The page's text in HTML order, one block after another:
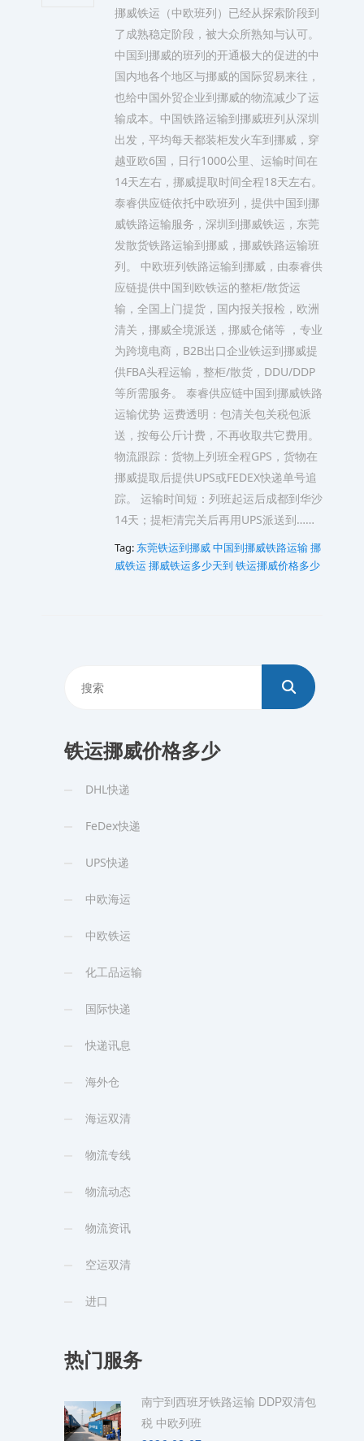
挪威铁运（中欧班列）已经从探索阶段到
了成熟稳定阶段，被大众所熟知与认可。
中国到挪威的班列的开通极大的促进的中
国内地各个地区与挪威的国际贸易来往，
也给中国外贸企业到挪威的物流减少了运
输成本。中国铁路运输到挪威班列从深圳
出发，平均每天都装柜发火车到挪威，穿
越亚欧6国，日行1000公里、运输时间在
14天左右，挪威提取时间全程18天左右。
泰睿供应链依托中欧班列，提供中国到挪
威铁路运输服务，深圳到挪威铁运，东莞
发散货铁路运输到挪威，挪威铁路运输班
列。 中欧班列铁路运输到挪威，由泰睿供
应链提供中国到欧铁运的整柜/散货运
输，全国上门提货，国内报关报检，欧洲
清关，挪威全境派送，挪威仓储等 ，专业
为跨境电商，B2B出口企业铁运到挪威提
供FBA头程运输，整柜/散货，DDU/DDP
等所需服务。 泰睿供应链中国到挪威铁路
运输优势 运费透明：包清关包关税包派
送，按每公斤计费，不再收取共它费用。
物流跟踪：货物上列班全程GPS，货物在
挪威提取后提供UPS或FEDEX快递单号追
踪。 运输时间短：列班起运后成都到华沙
14天；提柜清完关后再用UPS派送到……
Tag: 东莞铁运到挪威中国到挪威铁路运输挪
威铁运挪威铁运多少天到 铁运挪威价格多少
铁运挪威价格多少
DHL快递
FeDex快递
UPS快递
中欧海运
中欧铁运
化工品运输
国际快递
快递讯息
海外仓
海运双清
物流专线
物流动态
物流资讯
空运双清
进口
热门服务
南宁到西班牙铁路运输 DDP双清包
税 中欧列班